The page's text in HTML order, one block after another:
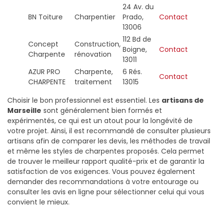
BN Toiture Charpentier
24 Av. du
Prado,
13006
Contact
Concept
Charpente
Construction,
rénovation
112 Bd de
Boigne,
13011
Contact
AZUR PRO
CHARPENTE
Charpente,
traitement
6 Rés.
13015
Contact
Choisir le bon professionnel est essentiel. Les artisans de
Marseille sont généralement bien formés et
expérimentés, ce qui est un atout pour la longévité de
votre projet. Ainsi, il est recommandé de consulter plusieurs
artisans afin de comparer les devis, les méthodes de travail
et même les styles de charpentes proposés. Cela permet
de trouver le meilleur rapport qualité-prix et de garantir la
satisfaction de vos exigences. Vous pouvez également
demander des recommandations à votre entourage ou
consulter les avis en ligne pour sélectionner celui qui vous
convient le mieux.